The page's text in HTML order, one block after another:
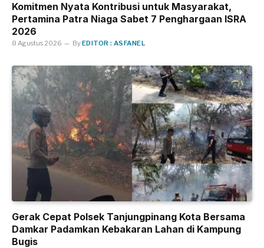
Komitmen Nyata Kontribusi untuk Masyarakat,
Pertamina Patra Niaga Sabet 7 Penghargaan ISRA
2026
8 Agustus 2026 ByEDITOR : ASFANEL
Gerak Cepat Polsek Tanjungpinang Kota Bersama
Damkar Padamkan Kebakaran Lahan di Kampung
Bugis